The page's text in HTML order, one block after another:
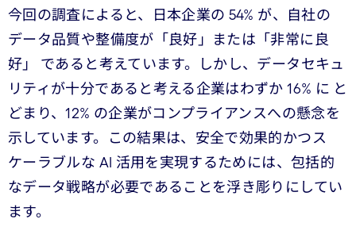
今回の調査によると、日本企業の 54% が、自社の
データ品質や整備度が「良好」または「非常に良
好」 であると考えています。しかし、データセキュ
リティが十分であると考える企業はわずか 16% に と
どまり、12% の企業がコンプライアンスへの懸念を
示しています。この結果は、安全で効果的かつス
ケーラブルな AI 活用を実現するためには、包括的
なデータ戦略が必要であることを浮き彫りにしてい
ます。